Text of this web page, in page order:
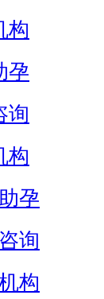
构
孕
询
构
孕
询
构